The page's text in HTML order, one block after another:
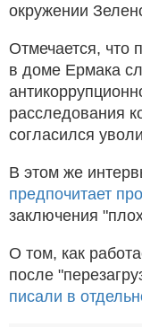
окружении
Отмечается, что
в доме Ермака
расследования
согласился
В этом же
предпочитает
заключения
О том, как
после
писали в